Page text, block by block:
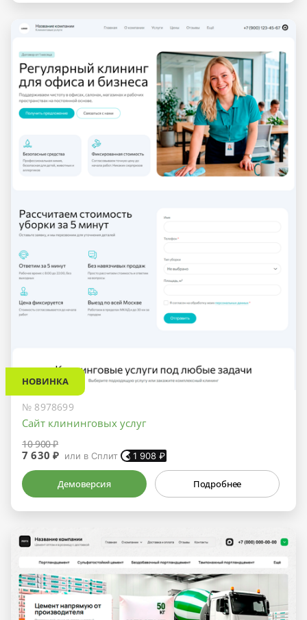
НОВИНКА
№ 8978699
Сайт клининговых услуг
10 900 ₽
7 630 ₽ или в Сплит 1 908 ₽
Демоверсия Подробнее